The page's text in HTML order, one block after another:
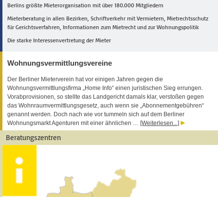
Berlins größte Mieterorganisation mit über 180.000 Mitgliedern
Mieterberatung in allen Bezirken, Schriftverkehr mit Vermietern, Mietrechtsschutz
für Gerichtsverfahren, Informationen zum Mietrecht und zur Wohnungspolitik
Die starke Interessenvertretung der Mieter
Wohnungsvermittlungsvereine
Der Berliner Mieterverein hat vor einigen Jahren gegen die
Wohnungsvermittlungsfirma „Home Info“ einen juristischen Sieg errungen.
Vorabprovisionen, so stellte das Landgericht damals klar, verstoßen gegen
das Wohnraumvermittlungsgesetz, auch wenn sie „Abonnementgebühren“
genannt werden. Doch nach wie vor tummeln sich auf dem Berliner
Wohnungsmarkt Agenturen mit einer ähnlichen … [Weiterlesen...]
Beratungszentren